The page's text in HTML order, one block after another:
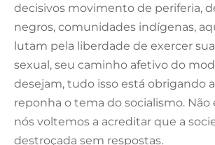
decisivos movimento de periferia,
negros, comunidades indígenas,
lutam pela liberdade de exercer
sexual, seu caminho afetivo do
desejam, tudo isso está obrigando
reponha o tema do socialismo. Não
nós voltemos a acreditar que a
destroçada sem respostas.